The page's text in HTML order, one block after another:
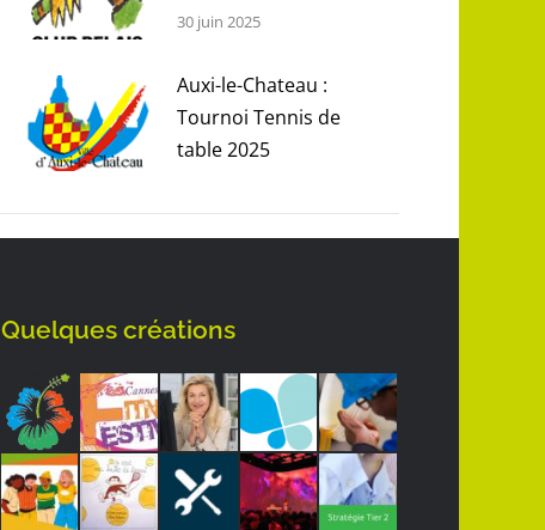
30 juin 2025
Auxi-le-Chateau :
Tournoi Tennis de
table 2025
Quelques créations